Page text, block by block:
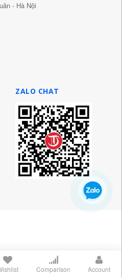
- Hà Nội
ZALO CHAT
Comparison Account